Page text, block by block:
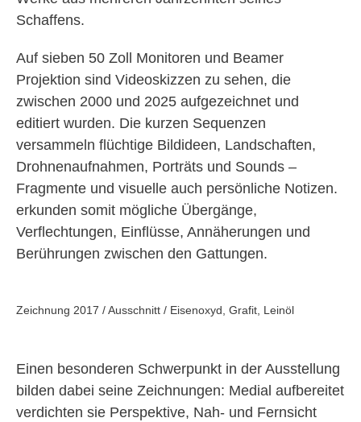
Schaffens.
Auf sieben 50 Zoll Monitoren und Beamer
Projektion sind Videoskizzen zu sehen, die
zwischen 2000 und 2025 aufgezeichnet und
editiert wurden. Die kurzen Sequenzen
versammeln flüchtige Bildideen, Landschaften,
Drohnenaufnahmen, Porträts und Sounds –
Fragmente und visuelle auch persönliche Notizen.
erkunden somit mögliche Übergänge,
Verflechtungen, Einflüsse, Annäherungen und
Berührungen zwischen den Gattungen.
Zeichnung 2017 / Ausschnitt / Eisenoxyd, Grafit, Leinöl
Einen besonderen Schwerpunkt in der Ausstellung
bilden dabei seine Zeichnungen: Medial aufbereitet
verdichten sie Perspektive, Nah- und Fernsicht